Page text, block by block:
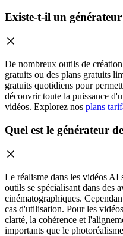
Existe-t-il un
De nombreux outils de
gratuits ou des plans gratuits
gratuits quotidiens pour
découvrir toute la puissance
vidéos. Explorez nos plans
Quel est le générateur
Le réalisme dans les vidéos AI
outils se spécialisant dans des
cinématographiques.
cas d'utilisation. Pour les
clarté, la cohérence et
importants que le